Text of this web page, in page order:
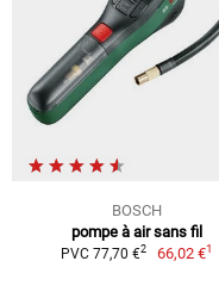
BOSCH
pompe à air sans fil
PVC 77,70 €2 66,02 €1